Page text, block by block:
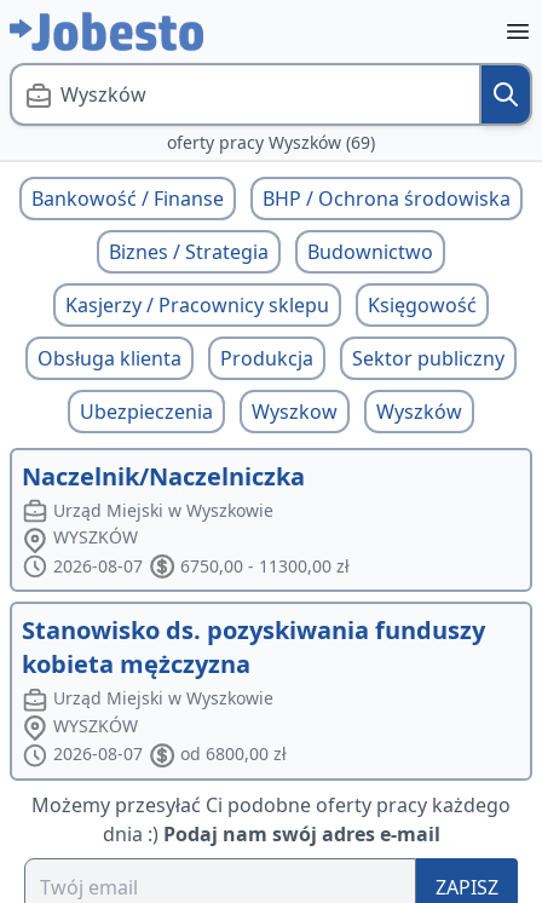
Wyszków
oferty pracy Wyszków (69)
Bankowość / Finanse
BHP / Ochrona środowiska
Biznes / Strategia
Budownictwo
Kasjerzy / Pracownicy sklepu
Księgowość
Obsługa klienta
Produkcja
Sektor publiczny
Ubezpieczenia
Wyszkow Wyszków
Naczelnik/Naczelniczka
Urząd Miejski w Wyszkowie
WYSZKÓW
2026-08-07
6750,00 - 11300,00 zł
Stanowisko ds. pozyskiwania funduszy
kobieta mężczyzna
Urząd Miejski w Wyszkowie
WYSZKÓW
2026-08-07
od 6800,00 zł
Możemy przesyłać Ci podobne oferty pracy każdego
dnia :) Podaj nam swój adres e-mail
ZAPISZ